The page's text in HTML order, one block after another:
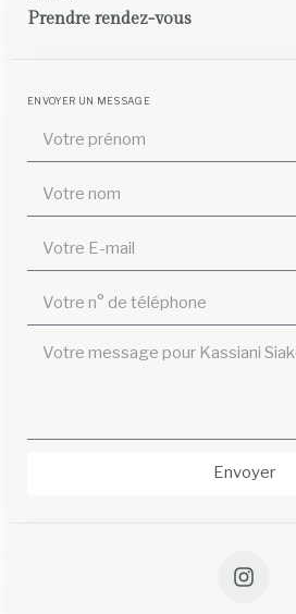
Prendre rendez-vous
ENVOYER UN MESSAGE
Envoyer